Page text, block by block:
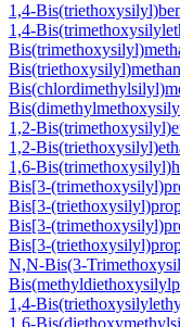
1,4-
1,4-
1,2-
1,2-
1,6-
Bis[3-
Bis[3-
Bis[3-
Bis[3-
N,N-Bis(3-
1,4-
1,6-